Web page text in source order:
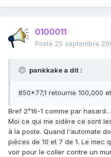
0100011
Posté 25 septembre
pankkake a dit :
850*77,1 retourne 100,000
Bref 2^16-1 comme par hasard…
Moi ce qui me sidère ce sont
à la poste. Quand l'automate
pièces de 10 et 7 de 1. Le mec
voir pour le coller contre un